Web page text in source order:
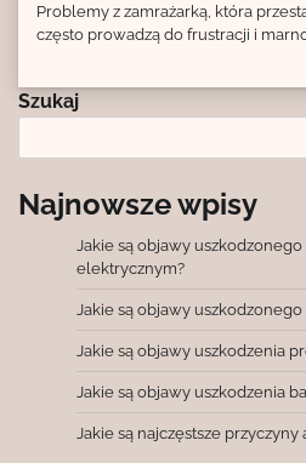
Problemy z zamrażarką, która
często prowadzą do frustracji i
Szukaj
Najnowsze wpisy
Jakie są objawy
elektrycznym?
Jakie są objawy
Jakie są objawy uszkodzenia
Jakie są objawy uszkodzenia
Jakie są najczęstsze